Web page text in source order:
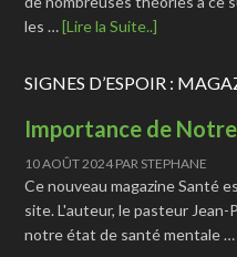
les …[Lire la Suite..]
SIGNES D’ESPOIR :
Importance de
10 AOÛT 2024PAR STEPHANE
Ce nouveau magazine Santé
site. L'auteur, le pasteur Jean-
notre état de santé mentale